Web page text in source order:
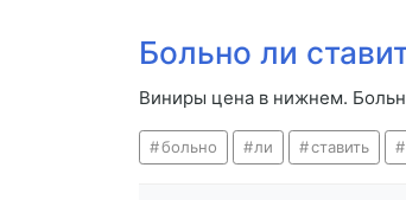
Больно ли
Виниры цена в нижнем.
больно ли ставить